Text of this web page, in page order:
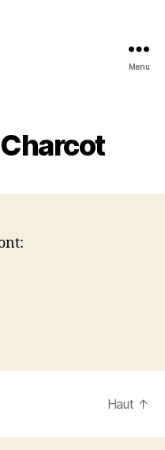
Menu
Haut ↑